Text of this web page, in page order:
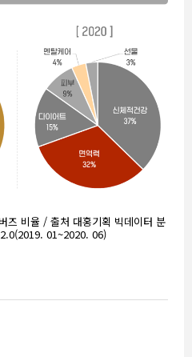
즈 비율 / 출처 대홍기획 빅데이터 분
01~2020. 06)